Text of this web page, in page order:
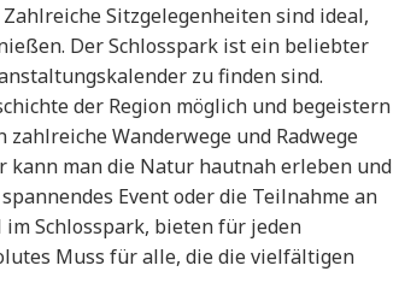
Sitzgelegenheiten sind ideal,
Der Schlosspark ist ein beliebter
zu finden sind.
der Region möglich und begeistern
Wanderwege und Radwege
kann man die Natur hautnah erleben und
Event oder die Teilnahme an
Schlosspark, bieten für jeden
Muss für alle, die die vielfältigen